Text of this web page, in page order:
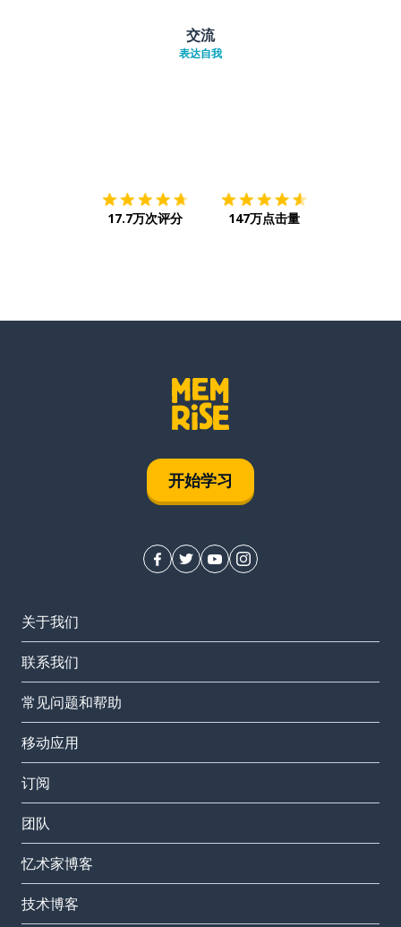
交流
表达自我
17.7万次评分 147万点击量
开始学习
关于我们
联系我们
常见问题和帮助
移动应用
订阅
团队
忆术家博客
技术博客